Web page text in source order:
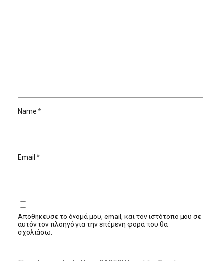
Name *
Email *
Αποθήκευσε το όνομά μου, email, και τον ιστότοπο μου σε
αυτόν τον πλοηγό για την επόμενη φορά που θα
σχολιάσω.